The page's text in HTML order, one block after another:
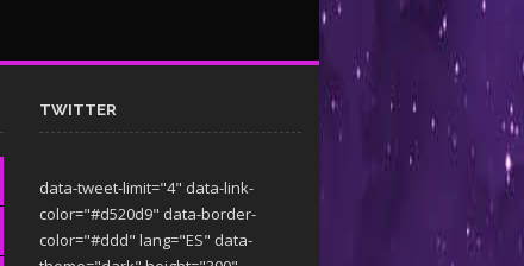
TWITTER
data-tweet-limit="4" data-link-
color="#d520d9" data-border-
color="#ddd" lang="ES" data-